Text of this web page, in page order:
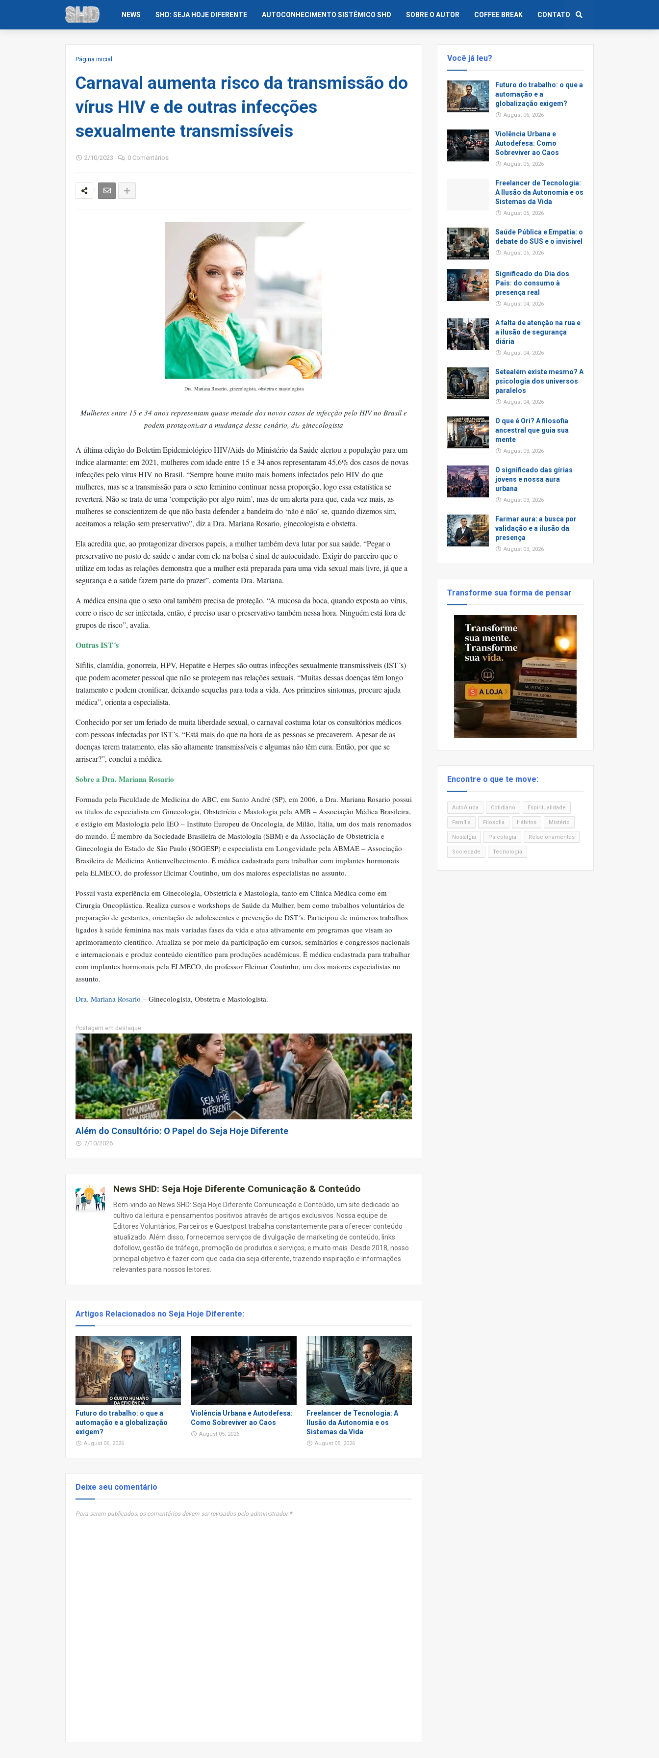
NEWS SHD: SEJA HOJE DIFERENTE AUTOCONHECIMENTO SISTÊMICO SHD SOBRE O AUTOR COFFEE BREAK CONTATO
Página inicial
Carnaval aumenta risco da transmissão do
vírus HIV e de outras infecções
sexualmente transmissíveis
2/10/2023 0 Comentários
Dra. Mariana Rosario, ginecologista, obstetra e mastologista
Mulheres entre 15 e 34 anos representam quase metade dos novos casos de infecção pelo HIV no Brasil e
podem protagonizar a mudança desse cenário, diz ginecologista
A última edição do Boletim Epidemiológico HIV/Aids do Ministério da Saúde alertou a população para um
índice alarmante: em 2021, mulheres com idade entre 15 e 34 anos representaram 45,6% dos casos de novas
infecções pelo vírus HIV no Brasil. “Sempre houve muito mais homens infectados pelo HIV do que
mulheres, mas se a transmissão para o sexo feminino continuar nessa proporção, logo essa estatística se
reverterá. Não se trata de uma ‘competição por algo ruim’, mas de um alerta para que, cada vez mais, as
mulheres se conscientizem de que não basta defender a bandeira do ‘não é não’ se, quando dizemos sim,
aceitamos a relação sem preservativo”, diz a Dra. Mariana Rosario, ginecologista e obstetra.
Ela acredita que, ao protagonizar diversos papeis, a mulher também deva lutar por sua saúde. “Pegar o
preservativo no posto de saúde e andar com ele na bolsa é sinal de autocuidado. Exigir do parceiro que o
utilize em todas as relações demonstra que a mulher está preparada para uma vida sexual mais livre, já que a
segurança e a saúde fazem parte do prazer”, comenta Dra. Mariana.
A médica ensina que o sexo oral também precisa de proteção. “A mucosa da boca, quando exposta ao vírus,
corre o risco de ser infectada, então, é preciso usar o preservativo também nessa hora. Ninguém está fora de
grupos de risco”, avalia.
Outras IST´s
Sífilis, clamídia, gonorreia, HPV, Hepatite e Herpes são outras infecções sexualmente transmissíveis (IST´s)
que podem acometer pessoal que não se protegem nas relações sexuais. “Muitas dessas doenças têm longo
tratamento e podem cronificar, deixando sequelas para toda a vida. Aos primeiros sintomas, procure ajuda
médica”, orienta a especialista.
Conhecido por ser um feriado de muita liberdade sexual, o carnaval costuma lotar os consultórios médicos
com pessoas infectadas por IST´s. “Está mais do que na hora de as pessoas se precaverem. Apesar de as
doenças terem tratamento, elas são altamente transmissíveis e algumas não têm cura. Então, por que se
arriscar?”, conclui a médica.
Sobre a Dra. Mariana Rosario
Formada pela Faculdade de Medicina do ABC, em Santo André (SP), em 2006, a Dra. Mariana Rosario possui
os títulos de especialista em Ginecologia, Obstetrícia e Mastologia pela AMB – Associação Médica Brasileira,
e estágio em Mastologia pelo IEO – Instituto Europeu de Oncologia, de Milão, Itália, um dos mais renomados
do mundo. É membro da Sociedade Brasileira de Mastologia (SBM) e da Associação de Obstetrícia e
Ginecologia do Estado de São Paulo (SOGESP) e especialista em Longevidade pela ABMAE – Associação
Brasileira de Medicina Antienvelhecimento. É médica cadastrada para trabalhar com implantes hormonais
pela ELMECO, do professor Elcimar Coutinho, um dos maiores especialistas no assunto.
Possui vasta experiência em Ginecologia, Obstetrícia e Mastologia, tanto em Clínica Médica como em
Cirurgia Oncoplástica. Realiza cursos e workshops de Saúde da Mulher, bem como trabalhos voluntários de
preparação de gestantes, orientação de adolescentes e prevenção de DST´s. Participou de inúmeros trabalhos
ligados à saúde feminina nas mais variadas fases da vida e atua ativamente em programas que visam ao
aprimoramento científico. Atualiza-se por meio da participação em cursos, seminários e congressos nacionais
e internacionais e produz conteúdo científico para produções acadêmicas. É médica cadastrada para trabalhar
com implantes hormonais pela ELMECO, do professor Elcimar Coutinho, um dos maiores especialistas no
assunto.
Dra. Mariana Rosario – Ginecologista, Obstetra e Mastologista.
Postagem em destaque
Além do Consultório: O Papel do Seja Hoje Diferente
7/10/2026
News SHD: Seja Hoje Diferente Comunicação & Conteúdo
Bem-vindo ao News SHD: Seja Hoje Diferente Comunicação e Conteúdo, um site dedicado ao
cultivo da leitura e pensamentos positivos através de artigos exclusivos. Nossa equipe de
Editores Voluntários, Parceiros e Guestpost trabalha constantemente para oferecer conteúdo
atualizado. Além disso, fornecemos serviços de divulgação de marketing de conteúdo, links
dofollow, gestão de tráfego, promoção de produtos e serviços, e muito mais. Desde 2018, nosso
principal objetivo é fazer com que cada dia seja diferente, trazendo inspiração e informações
relevantes para nossos leitores.
Artigos Relacionados no Seja Hoje Diferente:
Futuro do trabalho: o que a
automação e a globalização
exigem?
August 06, 2026
Violência Urbana e Autodefesa:
Como Sobreviver ao Caos
August 05, 2026
Freelancer de Tecnologia: A
Ilusão da Autonomia e os
Sistemas da Vida
August 05, 2026
Deixe seu comentário
Para serem publicados, os comentários devem ser revisados pelo administrador *
Você já leu?
Futuro do trabalho: o que a
automação e a
globalização exigem?
August 06, 2026
Violência Urbana e
Autodefesa: Como
Sobreviver ao Caos
August 05, 2026
Freelancer de Tecnologia:
A Ilusão da Autonomia e os
Sistemas da Vida
August 05, 2026
Saúde Pública e Empatia: o
debate do SUS e o invisivel
August 05, 2026
Significado do Dia dos
Pais: do consumo à
presença real
August 04, 2026
A falta de atenção na rua e
a ilusão de segurança
diária
August 04, 2026
Setealém existe mesmo? A
psicologia dos universos
paralelos
August 04, 2026
O que é Ori? A filosofia
ancestral que guia sua
mente
August 03, 2026
O significado das gírias
jovens e nossa aura
urbana
August 03, 2026
Farmar aura: a busca por
validação e a ilusão da
presença
August 03, 2026
Transforme sua forma de pensar
Encontre o que te move:
AutoAjuda Cotidiano Espiritualidade
Família Filosofia Hábitos Mistério
Nostalgia Psicologia Relacionamentos
Sociedade Tecnologia